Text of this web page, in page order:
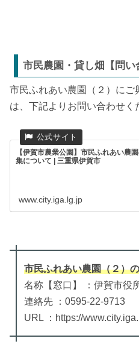
市民農園・貸し畑【問い
市民ふれあい農園（２）に
は、下記よりお問い合わせく
【伊賀市農業公園】市民ふれあい農
集について | 三重県伊賀市
www.city.iga.lg.jp
市民ふれあい農園（２）の
名称【窓口】 ：伊賀市役
連絡先 ：0595-22-9713
URL ：https://